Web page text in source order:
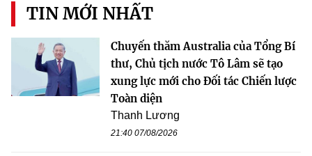
TIN MỚI NHẤT
Chuyến thăm Australia của Tổng Bí
thư, Chủ tịch nước Tô Lâm sẽ tạo
xung lực mới cho Đối tác Chiến lược
Toàn diện
Thanh Lương
21:40 07/08/2026